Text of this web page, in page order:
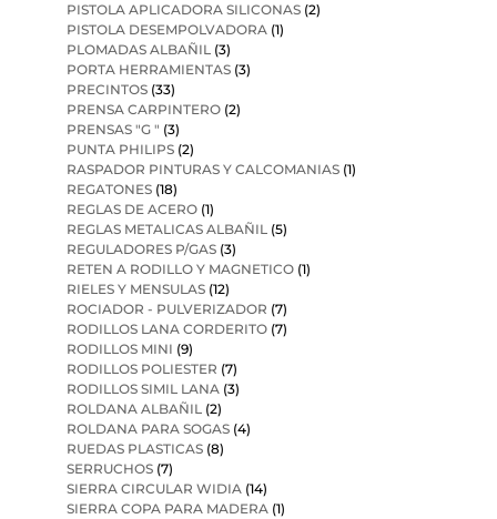
PISTOLA APLICADORA SILICONAS (2)
PISTOLA DESEMPOLVADORA (1)
PLOMADAS ALBAÑIL (3)
PORTA HERRAMIENTAS (3)
PRECINTOS (33)
PRENSA CARPINTERO (2)
PRENSAS "G " (3)
PUNTA PHILIPS (2)
RASPADOR PINTURAS Y CALCOMANIAS (1)
REGATONES (18)
REGLAS DE ACERO (1)
REGLAS METALICAS ALBAÑIL (5)
REGULADORES P/GAS (3)
RETEN A RODILLO Y MAGNETICO (1)
RIELES Y MENSULAS (12)
ROCIADOR - PULVERIZADOR (7)
RODILLOS LANA CORDERITO (7)
RODILLOS MINI (9)
RODILLOS POLIESTER (7)
RODILLOS SIMIL LANA (3)
ROLDANA ALBAÑIL (2)
ROLDANA PARA SOGAS (4)
RUEDAS PLASTICAS (8)
SERRUCHOS (7)
SIERRA CIRCULAR WIDIA (14)
SIERRA COPA PARA MADERA (1)